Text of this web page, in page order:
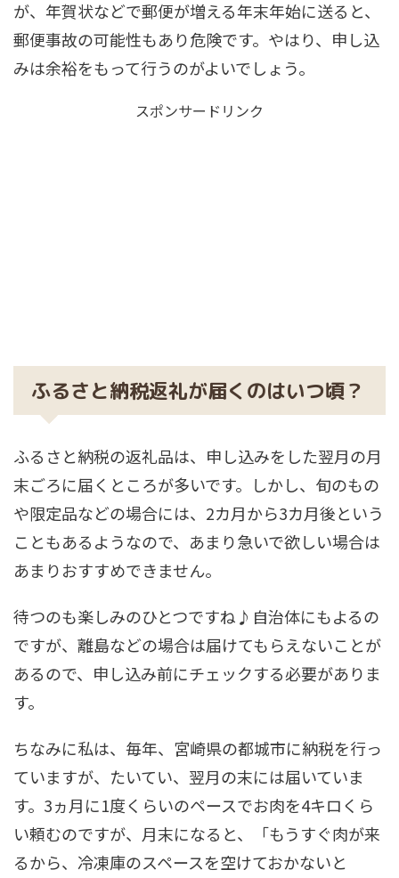
が、年賀状などで郵便が増える年末年始に送ると、
郵便事故の可能性もあり危険です。やはり、申し込
みは余裕をもって行うのがよいでしょう。
スポンサードリンク
ふるさと納税返礼が届くのはいつ頃？
ふるさと納税の返礼品は、申し込みをした翌月の月
末ごろに届くところが多いです。しかし、旬のもの
や限定品などの場合には、2カ月から3カ月後という
こともあるようなので、あまり急いで欲しい場合は
あまりおすすめできません。
待つのも楽しみのひとつですね♪自治体にもよるの
ですが、離島などの場合は届けてもらえないことが
あるので、申し込み前にチェックする必要がありま
す。
ちなみに私は、毎年、宮崎県の都城市に納税を行っ
ていますが、たいてい、翌月の末には届いていま
す。3ヵ月に1度くらいのペースでお肉を4キロくら
い頼むのですが、月末になると、「もうすぐ肉が来
るから、冷凍庫のスペースを空けておかないと